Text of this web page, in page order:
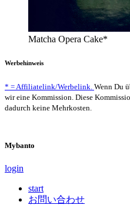
Matcha Opera Cake*
Werbehinweis
* = Affiliatelink/Werbelink. Wenn Du
wir eine Kommission. Diese
dadurch keine Mehrkosten.
Mybanto
login
start
お問い合わせ